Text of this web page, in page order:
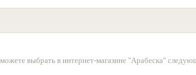
выбрать в интернет-магазине "Арабеска"